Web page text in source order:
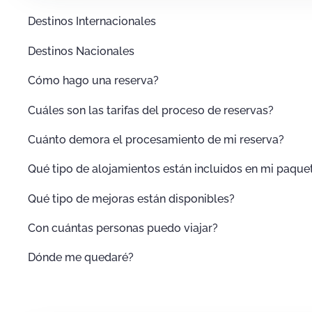
Destinos Internacionales
Destinos Nacionales
Cómo hago una reserva?
Cuáles son las tarifas del proceso de reservas?
Cuánto demora el procesamiento de mi reserva?
Qué tipo de alojamientos están incluidos en mi
Qué tipo de mejoras están disponibles?
Con cuántas personas puedo viajar?
Dónde me quedaré?